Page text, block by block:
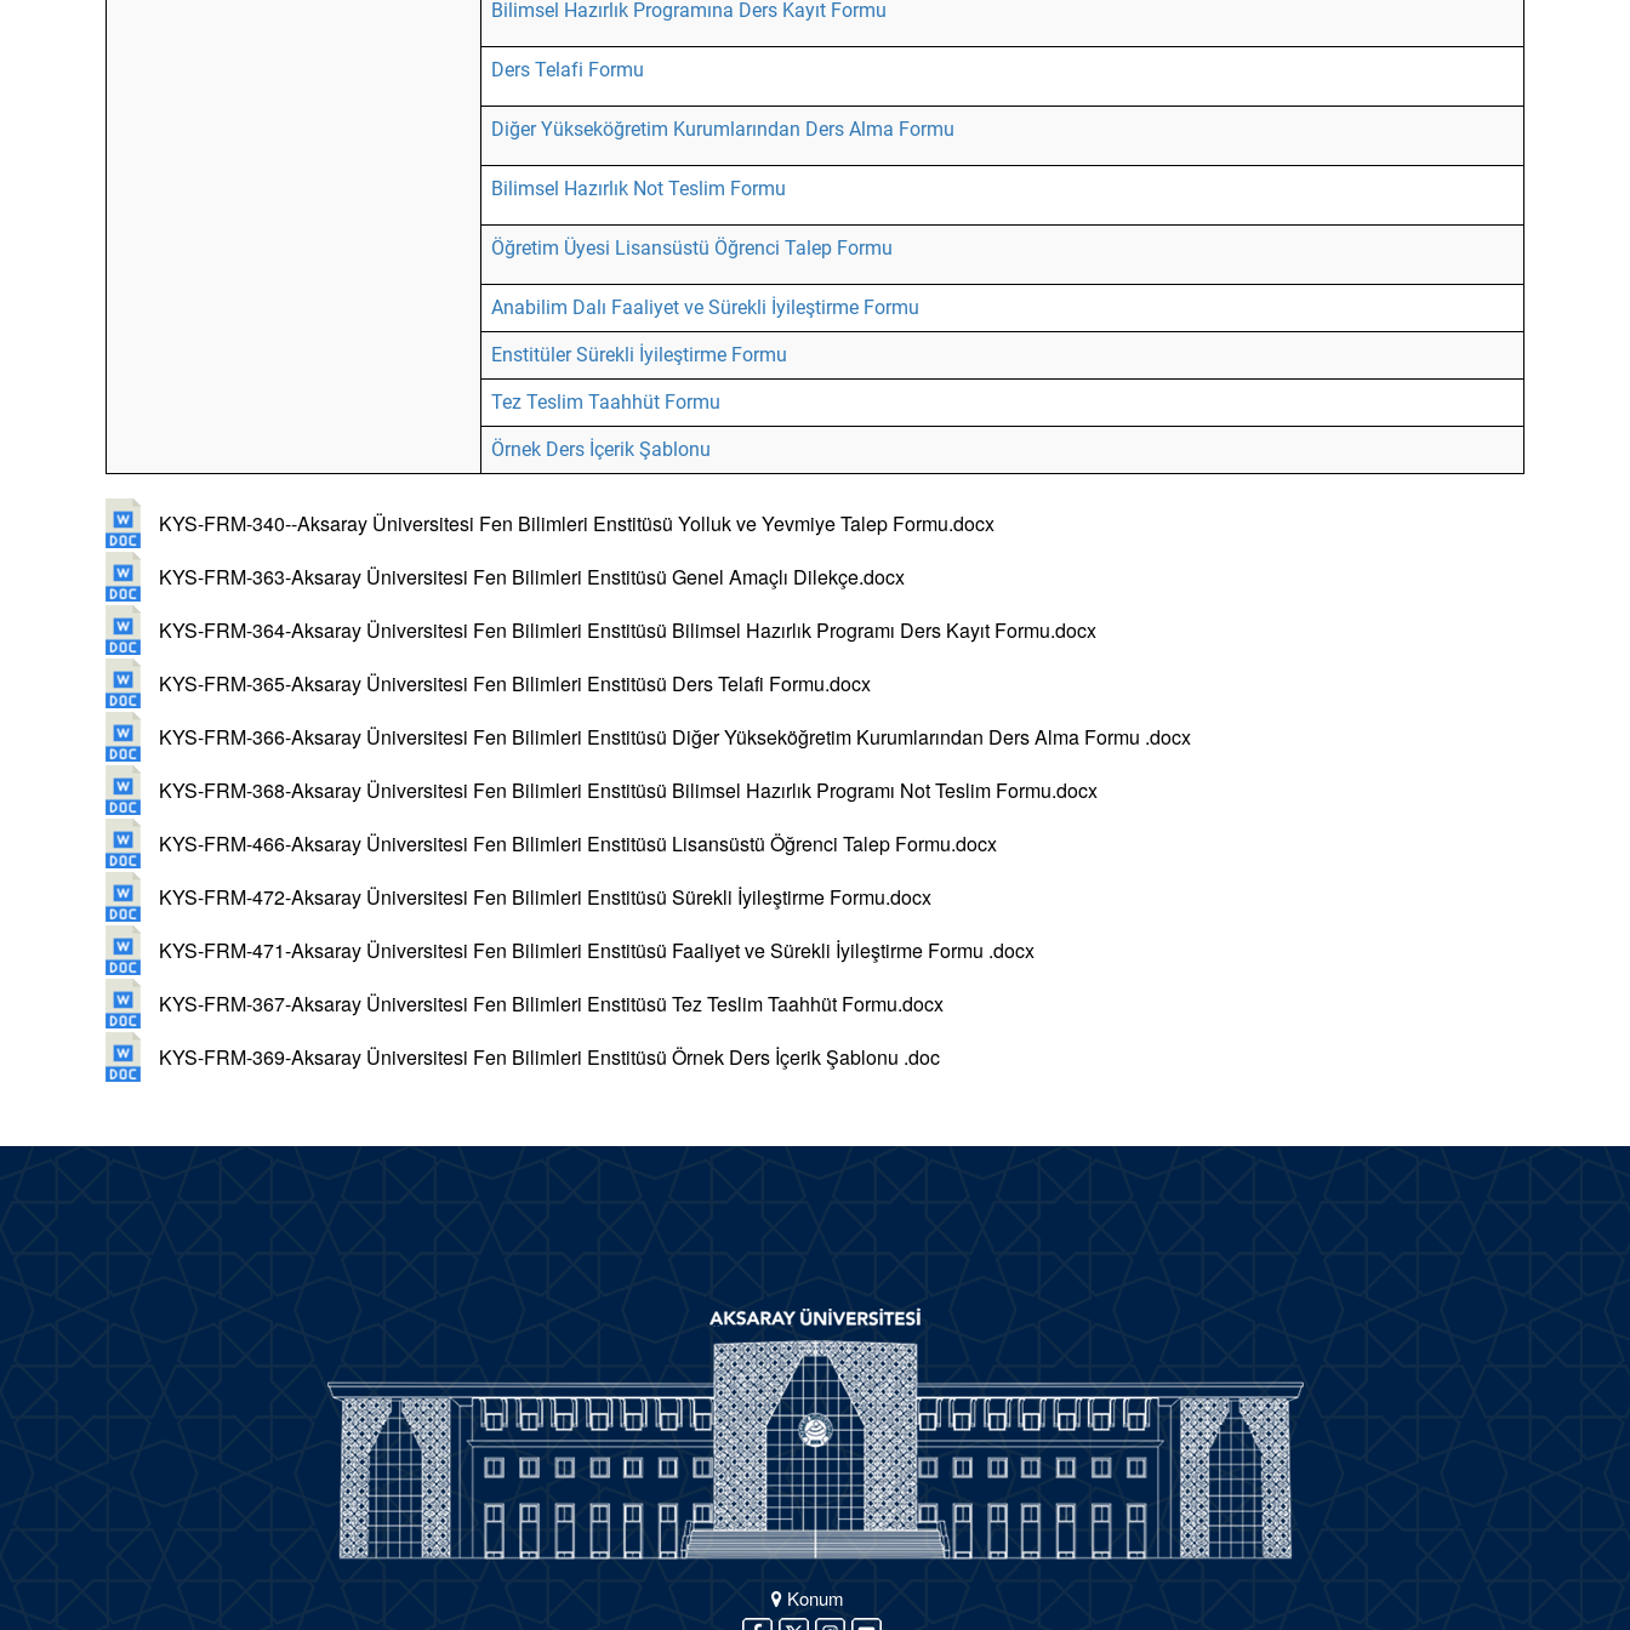
Bilimsel Hazırlık Programına Ders Kayıt Formu
Ders Telafi Formu
Diğer Yükseköğretim Kurumlarından Ders Alma Formu
Bilimsel Hazırlık Not Teslim Formu
Öğretim Üyesi Lisansüstü Öğrenci Talep Formu
Anabilim Dalı Faaliyet ve Sürekli İyileştirme Formu
Enstitüler Sürekli İyileştirme Formu
Tez Teslim Taahhüt Formu
Örnek Ders İçerik Şablonu
KYS-FRM-340--Aksaray Üniversitesi Fen Bilimleri Enstitüsü Yolluk ve Yevmiye Talep Formu.docx
KYS-FRM-363-Aksaray Üniversitesi Fen Bilimleri Enstitüsü Genel Amaçlı Dilekçe.docx
KYS-FRM-364-Aksaray Üniversitesi Fen Bilimleri Enstitüsü Bilimsel Hazırlık Programı Ders Kayıt Formu.docx
KYS-FRM-365-Aksaray Üniversitesi Fen Bilimleri Enstitüsü Ders Telafi Formu.docx
KYS-FRM-366-Aksaray Üniversitesi Fen Bilimleri Enstitüsü Diğer Yükseköğretim Kurumlarından Ders Alma Formu .docx
KYS-FRM-368-Aksaray Üniversitesi Fen Bilimleri Enstitüsü Bilimsel Hazırlık Programı Not Teslim Formu.docx
KYS-FRM-466-Aksaray Üniversitesi Fen Bilimleri Enstitüsü Lisansüstü Öğrenci Talep Formu.docx
KYS-FRM-472-Aksaray Üniversitesi Fen Bilimleri Enstitüsü Sürekli İyileştirme Formu.docx
KYS-FRM-471-Aksaray Üniversitesi Fen Bilimleri Enstitüsü Faaliyet ve Sürekli İyileştirme Formu .docx
KYS-FRM-367-Aksaray Üniversitesi Fen Bilimleri Enstitüsü Tez Teslim Taahhüt Formu.docx
KYS-FRM-369-Aksaray Üniversitesi Fen Bilimleri Enstitüsü Örnek Ders İçerik Şablonu .doc
Konum